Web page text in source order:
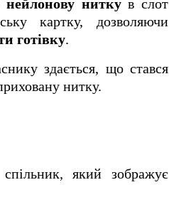
нейлонову ниткув слот
картку, дозволяючи
готівку.
здається, що стався
нитку.
який зображує